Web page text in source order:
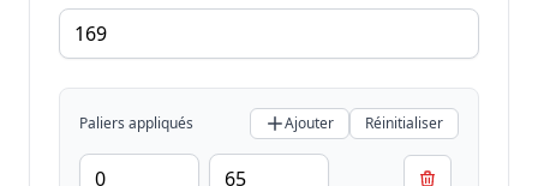
Paliers appliqués Ajouter Réinitialiser